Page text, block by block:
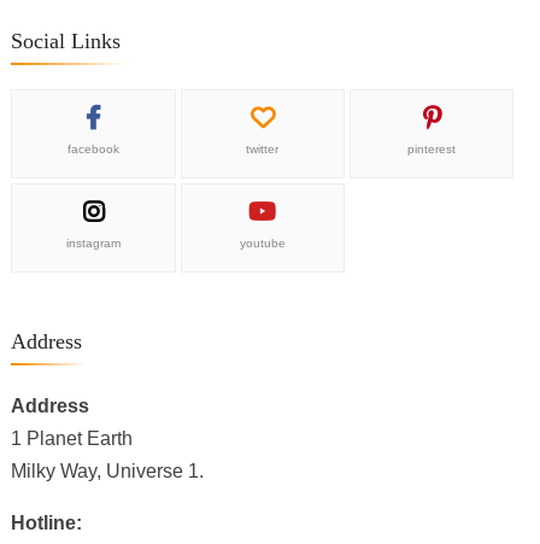
Social Links
facebook twitter pinterest
instagram youtube
Address
Address
1 Planet Earth
Milky Way, Universe 1.
Hotline: